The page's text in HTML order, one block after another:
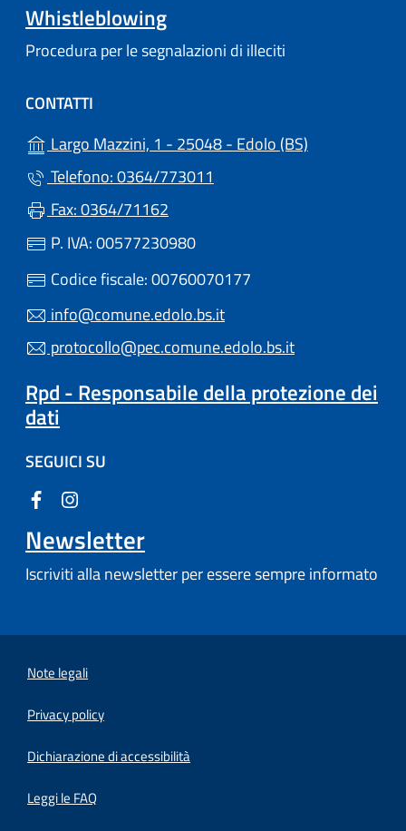
Whistleblowing
Procedura per le segnalazioni di illeciti
CONTATTI
Largo Mazzini, 1 - 25048 - Edolo (BS)
Telefono: 0364/773011
Fax: 0364/71162
P. IVA: 00577230980
Codice fiscale: 00760070177
info@comune.edolo.bs.it
protocollo@pec.comune.edolo.bs.it
Rpd - Responsabile della protezione dei
dati
SEGUICI SU
Newsletter
Iscriviti alla newsletter per essere sempre informato
Note legali
Privacy policy
Dichiarazione di accessibilità
Leggi le FAQ